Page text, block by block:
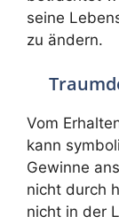
seine
zu ändern.
Vom
kann
Gewinne
nicht durch
nicht in der